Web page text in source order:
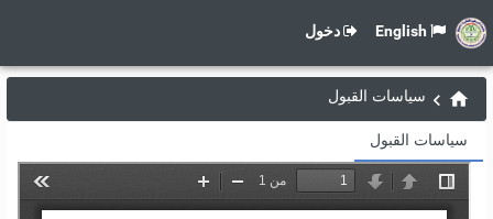
دخول
سياسات القبول
سياسات القبول